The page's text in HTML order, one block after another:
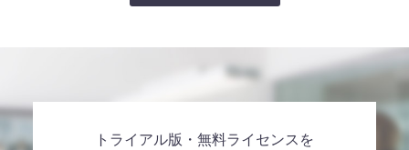
トライアル版・無料ライセンスを